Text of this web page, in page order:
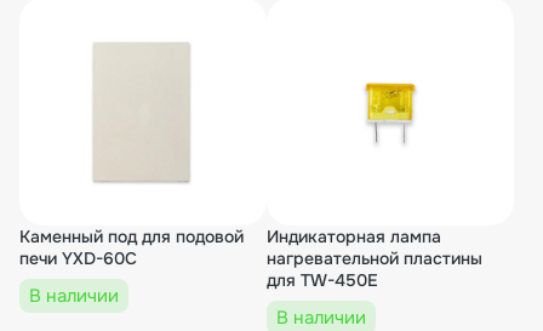
Каменный под для подовой
печи YXD-60C
В наличии
Индикаторная лампа
нагревательной пластины
для TW-450E
В наличии